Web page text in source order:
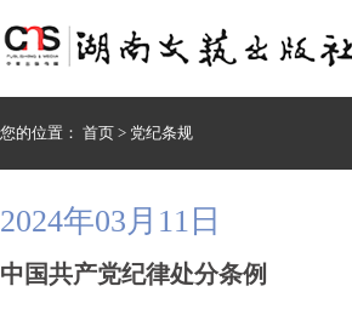
您的位置： 首页 > 党纪条规
2024年03月11日
中国共产党纪律处分条例